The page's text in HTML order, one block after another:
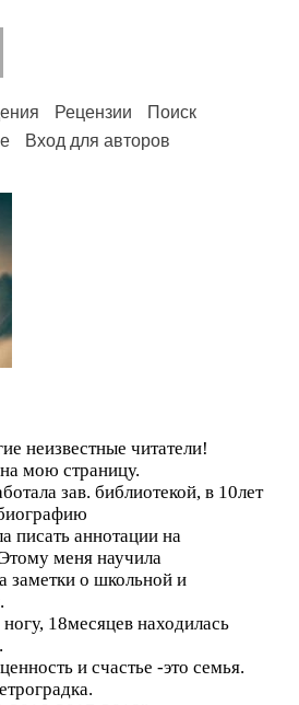
Рецензии
Поиск
Вход для авторов
неизвестные читатели!
мою страницу.
зав. библиотекой, в 10лет
писать аннотации на
меня научила
заметки о школьной и
18месяцев находилась
и счастье -это семья.